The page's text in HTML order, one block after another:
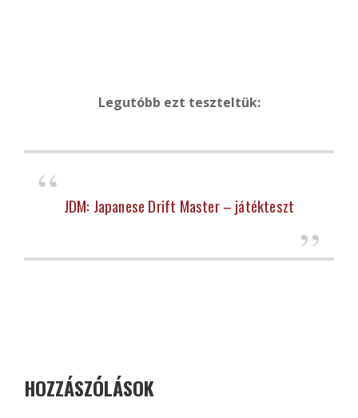
Legutóbb ezt teszteltük:
JDM: Japanese Drift Master – játékteszt
HOZZÁSZÓLÁSOK